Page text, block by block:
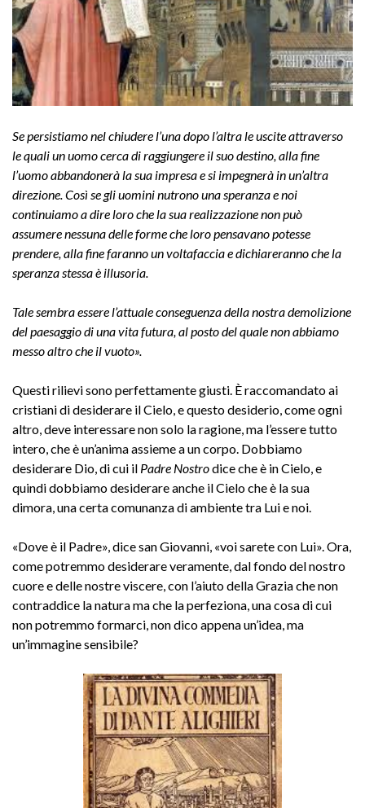
Se persistiamo nel chiudere l’una dopo l’altra le uscite attraverso
le quali un uomo cerca di raggiungere il suo destino, alla fine
l’uomo abbandonerà la sua impresa e si impegnerà in un’altra
direzione. Così se gli uomini nutrono una speranza e noi
continuiamo a dire loro che la sua realizzazione non può
assumere nessuna delle forme che loro pensavano potesse
prendere, alla fine faranno un voltafaccia e dichiareranno che la
speranza stessa è illusoria.
Tale sembra essere l’attuale conseguenza della nostra demolizione
del paesaggio di una vita futura, al posto del quale non abbiamo
messo altro che il vuoto».
Questi rilievi sono perfettamente giusti. È raccomandato ai
cristiani di desiderare il Cielo, e questo desiderio, come ogni
altro, deve interessare non solo la ragione, ma l’essere tutto
intero, che è un’anima assieme a un corpo. Dobbiamo
desiderare Dio, di cui il Padre Nostrodice che è in Cielo, e
quindi dobbiamo desiderare anche il Cielo che è la sua
dimora, una certa comunanza di ambiente tra Lui e noi.
«Dove è il Padre», dice san Giovanni, «voi sarete con Lui». Ora,
come potremmo desiderare veramente, dal fondo del nostro
cuore e delle nostre viscere, con l’aiuto della Grazia che non
contraddice la natura ma che la perfeziona, una cosa di cui
non potremmo formarci, non dico appena un’idea, ma
un’immagine sensibile?